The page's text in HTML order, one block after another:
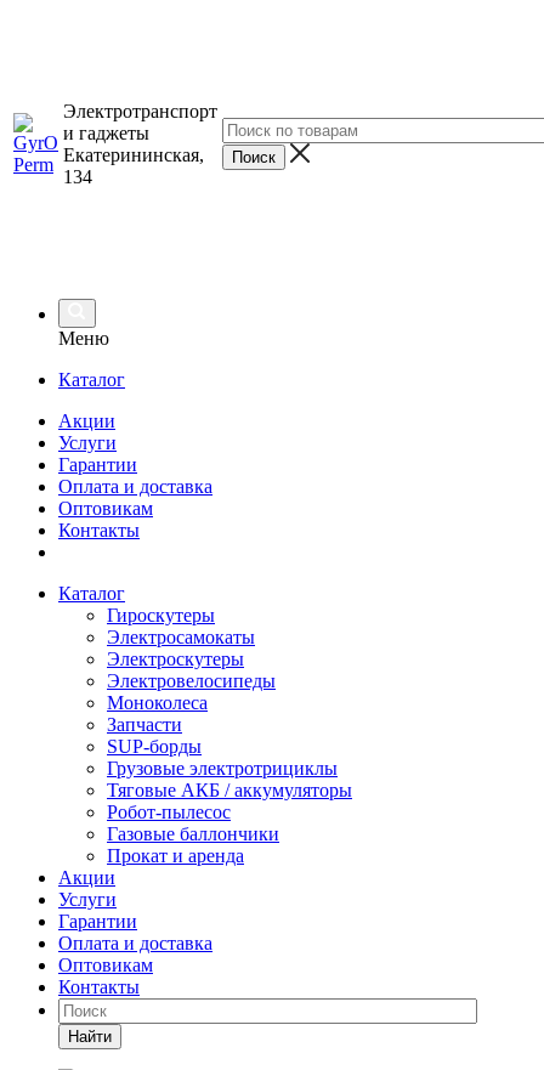
Электротранспорт
и гаджеты
Екатерининская,
134
Меню
Каталог
Акции
Услуги
Гарантии
Оплата и доставка
Оптовикам
Контакты
Каталог
Гироскутеры
Электросамокаты
Электроскутеры
Электровелосипеды
Моноколеса
Запчасти
SUP-борды
Грузовые электротрициклы
Тяговые АКБ / аккумуляторы
Робот-пылесос
Газовые баллончики
Прокат и аренда
Акции
Услуги
Гарантии
Оплата и доставка
Оптовикам
Контакты
Найти